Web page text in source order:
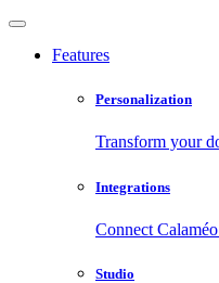
Features
Personalization
Transform your
Integrations
Connect
Studio